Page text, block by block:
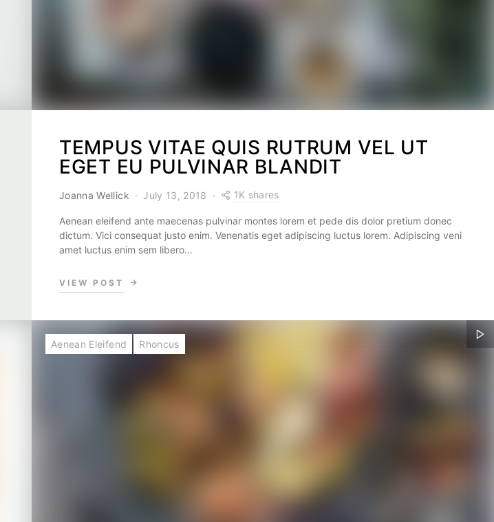
TEMPUS VITAE QUIS RUTRUM VEL UT
EGET EU PULVINAR BLANDIT
Joanna Wellick July 13, 2018 1K shares
Aenean eleifend ante maecenas pulvinar montes lorem et pede dis dolor pretium donec
dictum. Vici consequat justo enim. Venenatis eget adipiscing luctus lorem. Adipiscing veni
amet luctus enim sem libero…
VIEW POST
Aenean Eleifend Rhoncus